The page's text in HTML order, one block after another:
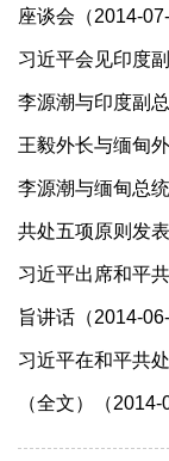
座谈会（2014-07-
习近平会见印度
李源潮与印度副
王毅外长与缅甸
李源潮与缅甸总
共处五项原则发
习近平出席和平
旨讲话（2014-06-
习近平在和平共
（全文）（2014-